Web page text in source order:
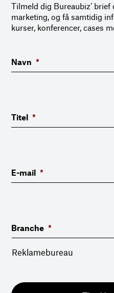
Tilmeld dig Bureaubiz’ brief
marketing, og få samtidig
kurser, konferencer, cases
Navn *
Titel *
E-mail *
Branche *